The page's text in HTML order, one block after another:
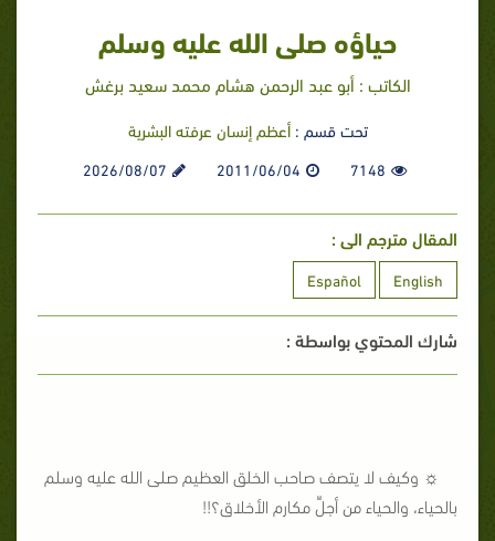
حياؤه صلى الله عليه وسلم
الكاتب : أبو عبد الرحمن هشام محمد سعيد برغش
تحت قسم :أعظم إنسان عرفته البشرية
7148
2011/06/04
2026/08/07
المقال مترجم الى :
English
Español
شارك المحتوي بواسطة :
☼ وكيف لا يتصف صاحب الخلق العظيم صلى الله عليه وسلم
بالحياء، والحياء من أجلِّ مكارم الأخلاق؟!!